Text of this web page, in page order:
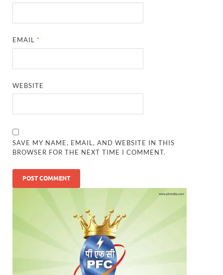
EMAIL *
WEBSITE
SAVE MY NAME, EMAIL, AND WEBSITE IN THIS
BROWSER FOR THE NEXT TIME I COMMENT.